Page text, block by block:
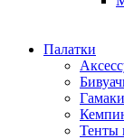
Палатки
Гамаки
Тенты